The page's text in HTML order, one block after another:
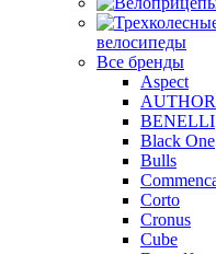
велосипеды
Все бренды
Aspect
AUTHOR
BENELLI
Black One
Bulls
Corto
Cronus
Cube